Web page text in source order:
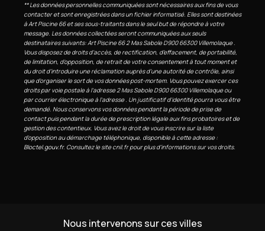
** Les données personnelles communiquées sont nécessaires aux fins de vous
contacter et sont enregistrées dans un fichier informatisé. Elles sont destinées
à Art Piscine 66 et ses sous-traitants dans le seul but de répondre à votre
message. Les données collectées seront communiquées aux seuls
destinataires suivants: Art Piscine 66 2 Mas Sabole D900 66300 Villemolaque .
Vous disposez de droits d’accès, de rectification, d’effacement, de portabilité,
de limitation, d’opposition, de retrait de votre consentement à tout moment et
du droit d’introduire une réclamation auprès d’une autorité de contrôle, ainsi
que d’organiser le sort de vos données post-mortem. Vous pouvez exercer ces
droits par voie postale à l'adresse 2 Mas Sabole D900 66300 Villemolaque ou
par courrier électronique à l'adresse . Un justificatif d'identité pourra vous être
demandé. Nous conservons vos données pendant la période de prise de
contact puis pendant la durée de prescription légale aux fins probatoires et de
gestion des contentieux. Vous avez le droit de vous inscrire sur la liste
d'opposition au démarchage téléphonique, disponible à cette adresse :
Bloctel.gouv.fr. Consultez le site cnil.fr pour plus d’informations sur vos droits.
Nous intervenons sur ces villes